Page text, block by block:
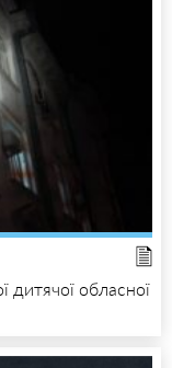
дитячої обласної